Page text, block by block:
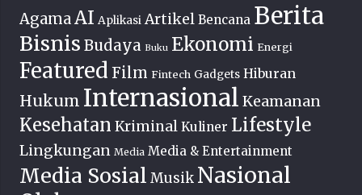
AgamaAI Aplikasi Artikel Bencana Berita
Bisnis Budaya Buku Ekonomi Energi
Featured Film Fintech Gadgets Hiburan
Hukum Internasional Keamanan
Kesehatan Kriminal Kuliner Lifestyle
Lingkungan Media Media & Entertainment
Media Sosial Musik Nasional